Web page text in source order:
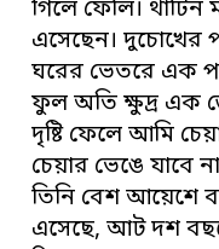
গিলে ফেলি।
এসেছেন।
ঘরের ভেতরে এক
ফুল অতি ক্ষুদ্র এক
দৃষ্টি ফেলে আমি
চেয়ার ভেঙে যাবে
তিনি বেশ আয়েশে
এসেছে, আট দশ